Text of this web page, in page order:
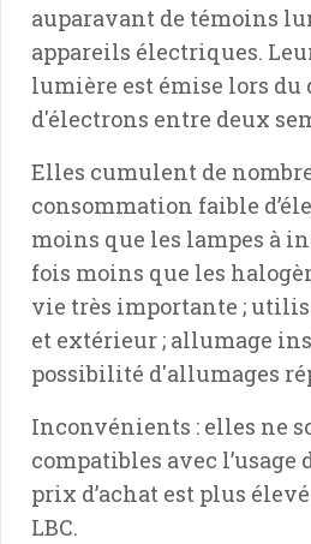
auparavant de témoins
appareils électriques.
lumière est émise lors du
d'électrons entre deux
Elles cumulent de
consommation faible
moins que les lampes à
fois moins que les
vie très importante ;
et extérieur ; allumage
possibilité d'allumages
Inconvénients : elles ne
compatibles avec l’usage
prix d’achat est plus
LBC.